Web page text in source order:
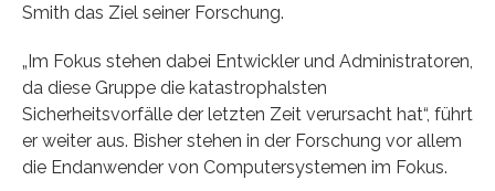
Smith das Ziel seiner Forschung.
„Im Fokus stehen dabei Entwickler und Administratoren,
da diese Gruppe die katastrophalsten
Sicherheitsvorfälle der letzten Zeit verursacht hat“, führt
er weiter aus. Bisher stehen in der Forschung vor allem
die Endanwender von Computersystemen im Fokus.